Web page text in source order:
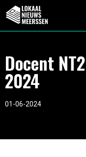
Docent
2024
01-06-2024